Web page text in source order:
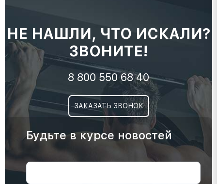
НЕ НАШЛИ, ЧТО ИСКАЛИ?
ЗВОНИТЕ!
8 800 550 68 40
ЗАКАЗАТЬ ЗВОНОК
Будьте в курсе новостей